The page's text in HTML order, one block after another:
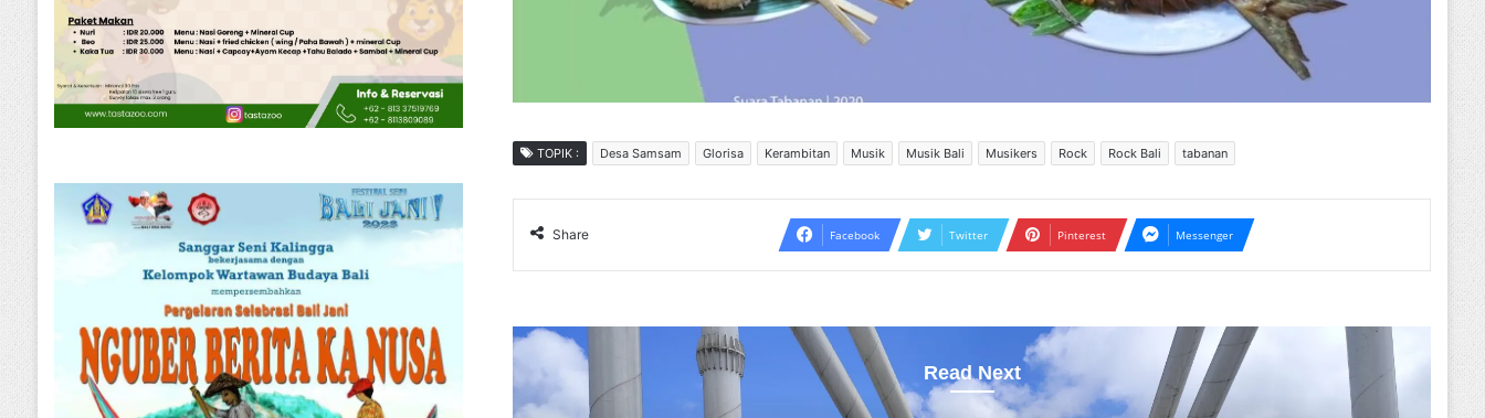
TOPIK : Desa Samsam Glorisa Kerambitan Musik Musik Bali Musikers Rock Rock Bali tabanan
Share Facebook Twitter Pinterest Messenger
Read Next